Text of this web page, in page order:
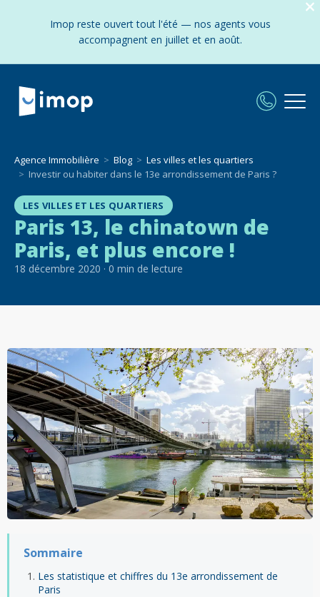
Imop reste ouvert tout l'été — nos agents vous
accompagnent en juillet et en août.
Agence Immobilière Blog
Les villes et les quartiers
Investir ou habiter dans le 13e arrondissement de Paris ?
LES VILLES ET LES QUARTIERS
Paris 13, le chinatown de
Paris, et plus encore !
18 décembre 2020 · 0 min de lecture
Sommaire
Les statistique et chiffres du 13e arrondissement de
Paris